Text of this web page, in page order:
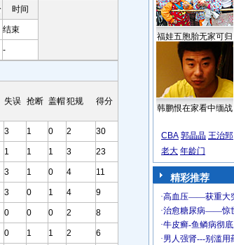
时间
结束
-
失误 抢断 盖帽犯规 得分
3 1 0 2 30
1 1 1 3 23
3 1 0 4 11
3 0 1 4 9
0 0 0 2 8
0 1 1 2 6
福娃五胞胎无家可归
韩鹏恨在家看中缅战
CBA 郭晶晶 王治郅
老大 年龄门
精彩推荐